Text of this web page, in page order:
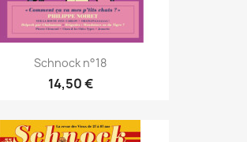
Schnock n°18
14,50 €